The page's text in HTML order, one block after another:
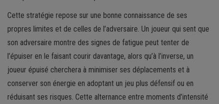
Cette stratégie repose sur une bonne connaissance de ses
propres limites et de celles de l’adversaire. Un joueur qui sent que
son adversaire montre des signes de fatigue peut tenter de
l’épuiser en le faisant courir davantage, alors qu’à l’inverse, un
joueur épuisé cherchera à minimiser ses déplacements et à
conserver son énergie en adoptant un jeu plus défensif ou en
réduisant ses risques. Cette alternance entre moments d’intensité